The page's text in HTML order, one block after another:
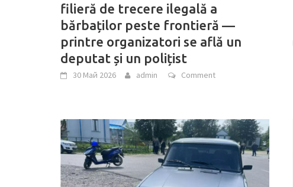
filieră de trecere ilegală a
bărbaților peste frontieră —
printre organizatori se află un
deputat și un polițist
30 Май 2026 admin Comment